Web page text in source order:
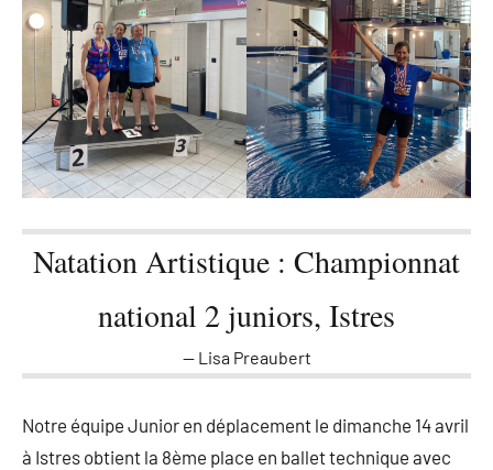
Natation Artistique : Championnat
national 2 juniors, Istres
Lisa Preaubert
Notre équipe Junior en déplacement le dimanche 14 avril
à Istres obtient la 8ème place en ballet technique avec